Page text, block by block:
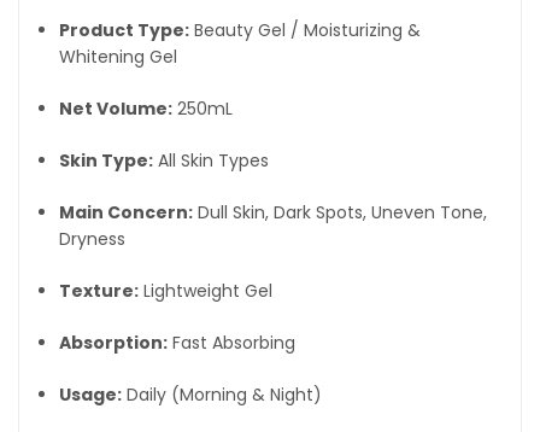
Product Type: Beauty Gel / Moisturizing &
Whitening Gel
Net Volume: 250mL
Skin Type: All Skin Types
Main Concern: Dull Skin, Dark Spots, Uneven Tone,
Dryness
Texture: Lightweight Gel
Absorption: Fast Absorbing
Usage: Daily (Morning & Night)